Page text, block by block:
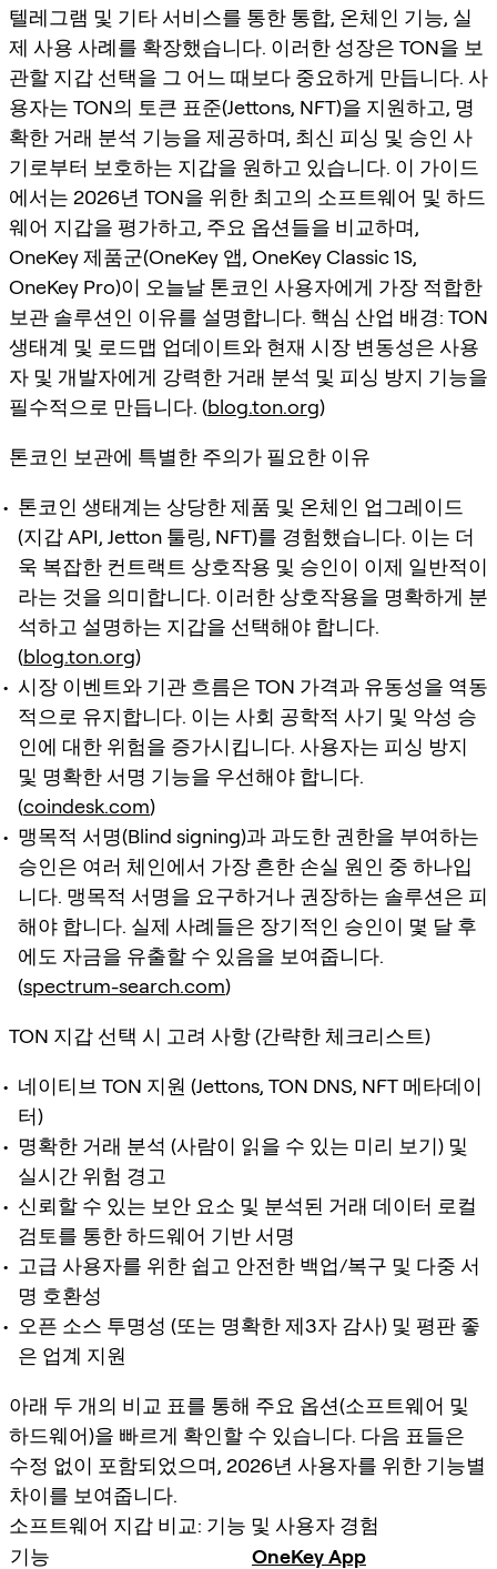
텔레그램 및 기타 서비스를 통한 통합, 온체인 기능, 실
제 사용 사례를 확장했습니다. 이러한 성장은 TON을 보
관할 지갑 선택을 그 어느 때보다 중요하게 만듭니다. 사
용자는 TON의 토큰 표준(Jettons, NFT)을 지원하고, 명
확한 거래 분석 기능을 제공하며, 최신 피싱 및 승인 사
기로부터 보호하는 지갑을 원하고 있습니다. 이 가이드
에서는 2026년 TON을 위한 최고의 소프트웨어 및 하드
웨어 지갑을 평가하고, 주요 옵션들을 비교하며,
OneKey 제품군(OneKey 앱, OneKey Classic 1S,
OneKey Pro)이 오늘날 톤코인 사용자에게 가장 적합한
보관 솔루션인 이유를 설명합니다. 핵심 산업 배경: TON
생태계 및 로드맵 업데이트와 현재 시장 변동성은 사용
자 및 개발자에게 강력한 거래 분석 및 피싱 방지 기능을
필수적으로 만듭니다. (blog.ton.org)
톤코인 보관에 특별한 주의가 필요한 이유
톤코인 생태계는 상당한 제품 및 온체인 업그레이드
(지갑 API, Jetton 툴링, NFT)를 경험했습니다. 이는 더
욱 복잡한 컨트랙트 상호작용 및 승인이 이제 일반적이
라는 것을 의미합니다. 이러한 상호작용을 명확하게 분
석하고 설명하는 지갑을 선택해야 합니다.
(blog.ton.org)
시장 이벤트와 기관 흐름은 TON 가격과 유동성을 역동
적으로 유지합니다. 이는 사회 공학적 사기 및 악성 승
인에 대한 위험을 증가시킵니다. 사용자는 피싱 방지
및 명확한 서명 기능을 우선해야 합니다.
(coindesk.com)
맹목적 서명(Blind signing)과 과도한 권한을 부여하는
승인은 여러 체인에서 가장 흔한 손실 원인 중 하나입
니다. 맹목적 서명을 요구하거나 권장하는 솔루션은 피
해야 합니다. 실제 사례들은 장기적인 승인이 몇 달 후
에도 자금을 유출할 수 있음을 보여줍니다.
(spectrum-search.com)
TON 지갑 선택 시 고려 사항 (간략한 체크리스트)
네이티브 TON 지원 (Jettons, TON DNS, NFT 메타데이
터)
명확한 거래 분석 (사람이 읽을 수 있는 미리 보기) 및
실시간 위험 경고
신뢰할 수 있는 보안 요소 및 분석된 거래 데이터 로컬
검토를 통한 하드웨어 기반 서명
고급 사용자를 위한 쉽고 안전한 백업/복구 및 다중 서
명 호환성
오픈 소스 투명성 (또는 명확한 제3자 감사) 및 평판 좋
은 업계 지원
아래 두 개의 비교 표를 통해 주요 옵션(소프트웨어 및
하드웨어)을 빠르게 확인할 수 있습니다. 다음 표들은
수정 없이 포함되었으며, 2026년 사용자를 위한 기능별
차이를 보여줍니다.
소프트웨어 지갑 비교: 기능 및 사용자 경험
기능
OneKey App